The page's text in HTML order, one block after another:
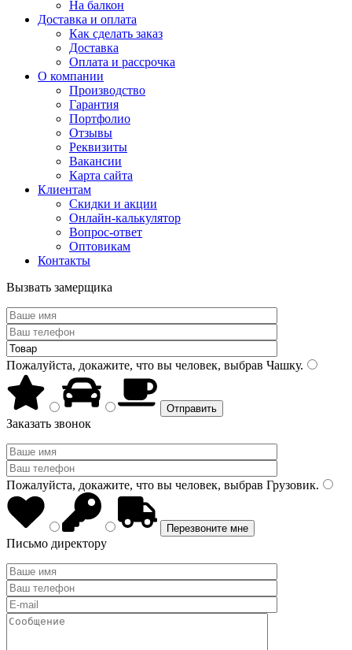
На балкон
Доставка и оплата
Как сделать заказ
Доставка
Оплата и рассрочка
О компании
Производство
Гарантия
Портфолио
Отзывы
Реквизиты
Вакансии
Карта сайта
Клиентам
Скидки и акции
Онлайн-калькулятор
Вопрос-ответ
Оптовикам
Контакты
Вызвать замерщика
Пожалуйста, докажите, что вы человек, выбрав Чашку.
Заказать звонок
Пожалуйста, докажите, что вы человек, выбрав Грузовик.
Письмо директору